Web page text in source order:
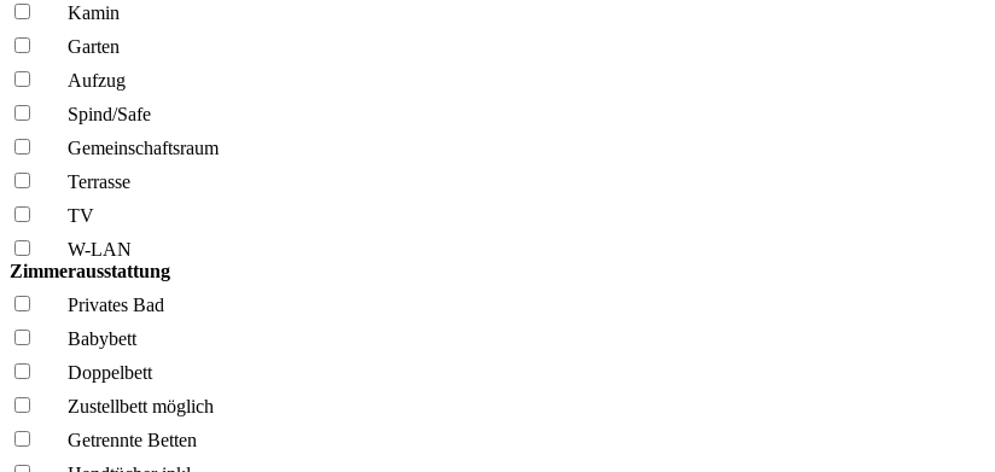
Kamin
Garten
Aufzug
Spind/Safe
Gemeinschafts­raum
Terrasse
TV
W-LAN
Zimmerausstattung
Privates Bad
Babybett
Doppelbett
Zustellbett möglich
Getrennte Betten